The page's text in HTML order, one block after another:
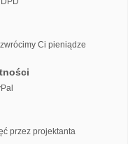
Ci pieniądze
przez projektanta